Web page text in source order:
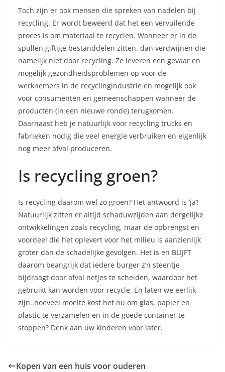
Toch zijn er ook mensen die spreken van nadelen bij
recycling. Er wordt beweerd dat het een vervuilende
proces is om materiaal te recyclen. Wanneer er in de
spullen giftige bestanddelen zitten, dan verdwijnen die
namelijk niet door recycling. Ze leveren een gevaar en
mogelijk gezondheidsproblemen op voor de
werknemers in de recyclingindustrie en mogelijk ook
voor consumenten en gemeenschappen wanneer de
producten (in een nieuwe ronde) terugkomen.
Daarnaast heb je natuurlijk voor recycling trucks en
fabrieken nodig die veel energie verbruiken en eigenlijk
nog meer afval produceren.
Is recycling groen?
Is recycling daarom wel zo groen? Het antwoord is ‘ja’!
Natuurlijk zitten er altijd schaduwzijden aan dergelijke
ontwikkelingen zoals recycling, maar de opbrengst en
voordeel die het oplevert voor het milieu is aanzienlijk
groter dan de schadelijke gevolgen. Het is en BLIJFT
daarom beangrijk dat iedere burger z’n steentje
bijdraagt door afval netjes te scheiden, waardoor het
gebruikt kan worden voor recycle. En laten we eerlijk
zijn..hoeveel moeite kost het nu om glas, papier en
plastic te verzamelen en in de goede container te
stoppen? Denk aan uw kinderen voor later.
Kopen van een huis voor ouderen